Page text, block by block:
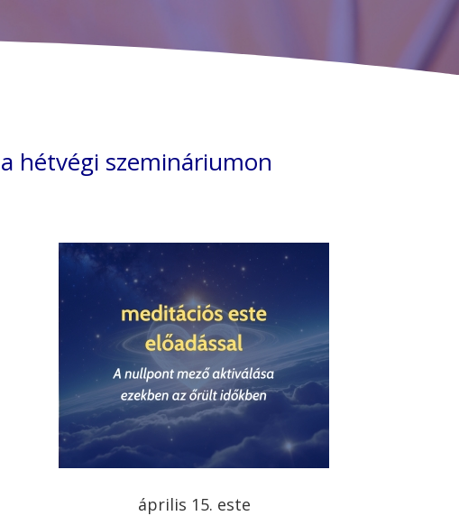
hétvégi szemináriumon
április 15. este